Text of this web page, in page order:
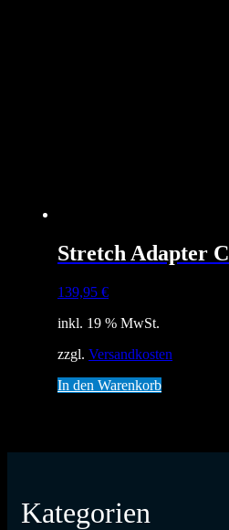
Stretch Adapter
139,95 €
inkl. 19 % MwSt.
zzgl. Versandkosten
In den Warenkorb
Kategorien